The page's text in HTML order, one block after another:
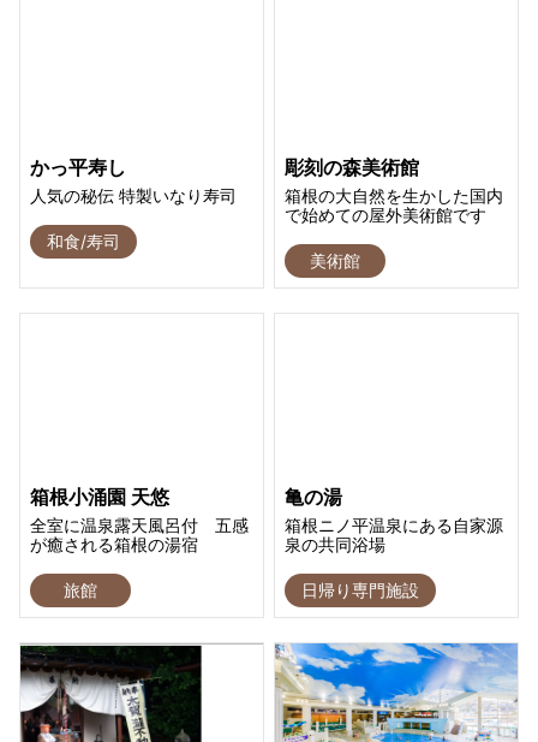
かっ平寿し
人気の秘伝 特製いなり寿司
和食/寿司
彫刻の森美術館
箱根の大自然を生かした国内
で始めての屋外美術館です
美術館
箱根小涌園 天悠
全室に温泉露天風呂付 五感
が癒される箱根の湯宿
旅館
亀の湯
箱根ニノ平温泉にある自家源
泉の共同浴場
日帰り専門施設